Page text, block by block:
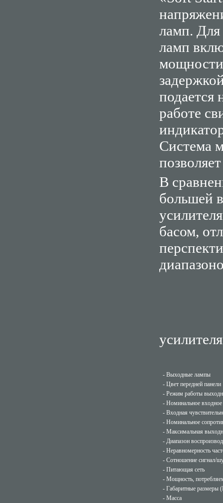
ламп. Для
ламп
мощности
подается
работе
Система
В
большей
басом,
- Выходные лампы
- Цвет передней панели
- Режим работы
- Номинальное входное
- Входная
- Номинальное
- Максимальная
- Диапазон
- Неравномерность
- Сотношение сигнал/
- Питающая сеть
- Мощность,
- Габаритные
- Масса